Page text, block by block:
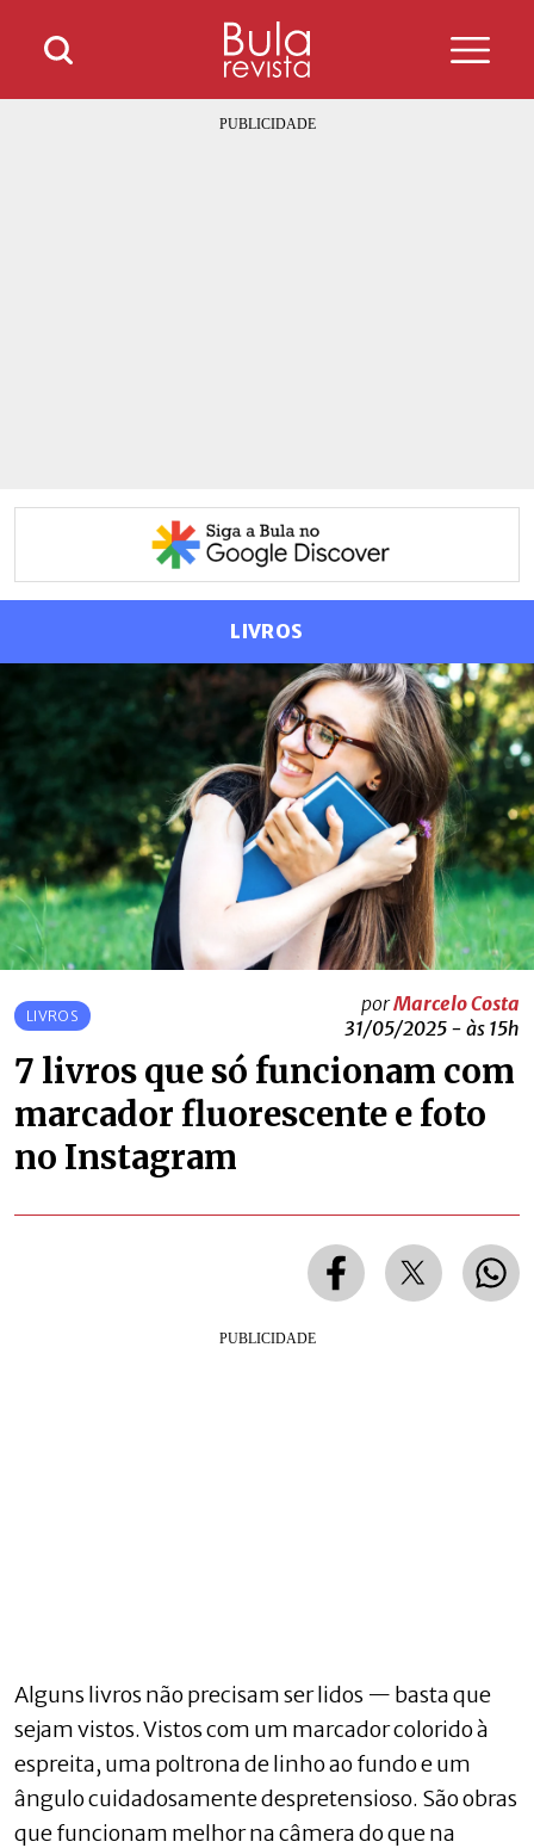
LIVROS
LIVROS
porMarcelo Costa
31/05/2025 - às 15h
7 livros que só funcionam com
marcador fluorescente e foto
no Instagram
Alguns livros não precisam ser lidos — basta que
sejam vistos. Vistos com um marcador colorido à
espreita, uma poltrona de linho ao fundo e um
ângulo cuidadosamente despretensioso. São obras
que funcionam melhor na câmera do que na